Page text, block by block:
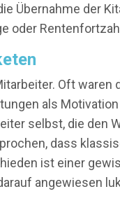
Übernahme der
oder
Oft waren
als
selbst, die den
dass
ist einer
angewiesen